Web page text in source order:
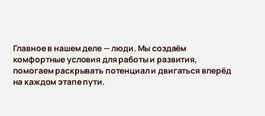
Главное в нашем деле — люди. Мы создаём
комфортные условия для работы и развития,
помогаем раскрывать потенциал и двигаться вперёд
на каждом этапе пути.